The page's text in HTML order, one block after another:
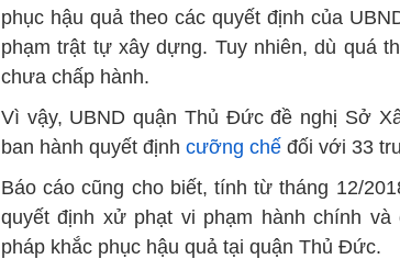
phục hậu quả theo các quyết định của
phạm trật tự xây dựng. Tuy nhiên, dù quá
chưa chấp hành.
Vì vậy, UBND quận Thủ Đức đề nghị Sở
ban hành quyết định cưỡng chế đối với 33
Báo cáo cũng cho biết, tính từ tháng 12/
quyết định xử phạt vi phạm hành chính
pháp khắc phục hậu quả tại quận Thủ Đức.